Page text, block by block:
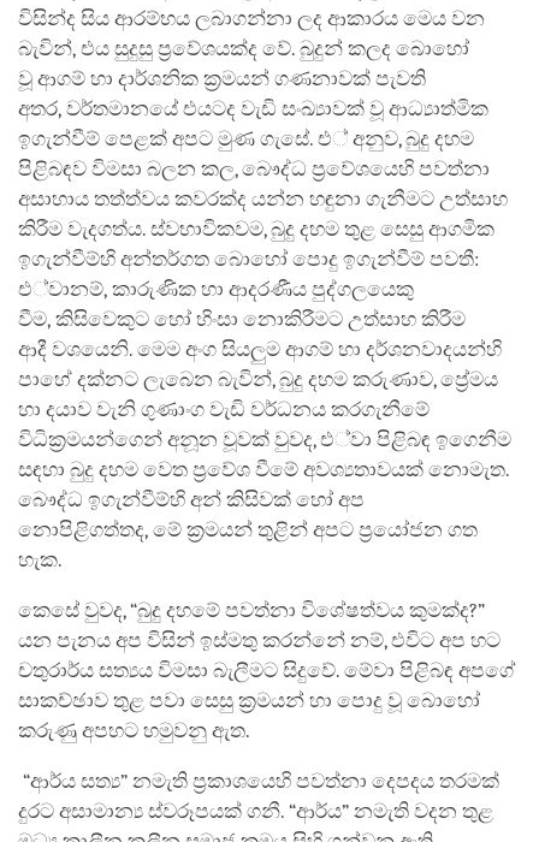
විසින්ද සිය ආරම්භය ලබාගන්නා ලද ආකාරය මෙය වන
බැවින්, එය සුදුසු ප්‍රවේශයක්ද වේ. බුදුන් කලද බොහෝ
වූ ආගම් හා දාර්ශනික ක්‍රමයන් ගණනාවක් පැවති
අතර, වර්තමානයේ එයටද වැඩි සංඛ්‍යාවක් වූ ආධ්‍යාත්මික
ඉගැන්වීම් පෙළක් අපට මුණ ගැසේ. එ් අනුව, බුදු දහම
පිළිබඳව විමසා බලන කල, බෞද්ධ ප්‍රවේශයෙහි පවත්නා
අසාහාය තත්ත්වය කවරක්ද යන්න හඳුනා ගැනීමට උත්සාහ
කිරීම වැදගත්ය. ස්වභාවිකවම, බුදු දහම තුළ සෙසු ආගමික
ඉගැන්වීම්හි අන්තර්ගත බොහෝ පොදු ඉගැන්වීම් පවතී:
එ්වානම්, කාරුණික හා ආදරණීය පුද්ගලයෙකු
වීම, කිසිවෙකුට හෝ හිංසා නොකිරීමට උත්සාහ කිරීම
ආදී වශයෙනි. මෙම අංග සියලුම ආගම් හා දර්ශනවාදයන්හි
පාහේ දක්නට ලැබෙන බැවින්, බුදු දහම කරුණාව, ප්‍රේමය
හා දයාව වැනි ගුණාංග වැඩි වර්ධනය කරගැනීමේ
විධික්‍රමයන්ගෙන් අනූන වූවක් වුවද, එ්වා පිළිබඳ ඉගෙනීම
සඳහා බුදු දහම වෙත ප්‍රවේශ වීමේ අවශ්‍යතාවයක් නොමැත.
බෞද්ධ ඉගැන්වීම්හි අන් කිසිවක් හෝ අප
නොපිළිගත්තද, මේ ක්‍රමයන් තුළින් අපට ප්‍රයෝජන ගත
හැක.
කෙසේ වුවද, “බුදු දහමේ පවත්නා විශේෂත්වය කුමක්ද?”
යන පැනය අප විසින් ඉස්මතු කරන්නේ නම්, එවිට අප හට
චතුරාර්ය සත්‍යය විමසා බැලීමට සිදුවේ. මේවා පිළිබඳ අපගේ
සාකච්ඡාව තුළ පවා සෙසු ක්‍රමයන් හා පොදු වූ බොහෝ
කරුණු අපහට හමුවනු ඇත.
“ආර්ය සත්‍ය” නමැති ප්‍රකාශයෙහි පවත්නා දෙපදය තරමක්
දුරට අසාමාන්‍ය ස්වරූපයක් ගනී. “ආර්ය” නමැති වදන තුළ